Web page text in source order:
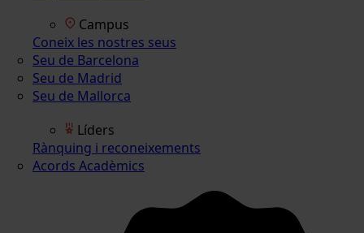
Campus
Coneix les nostres seus
Seu de Barcelona
Seu de Madrid
Seu de Mallorca
Líders
Rànquing i reconeixements
Acords Acadèmics